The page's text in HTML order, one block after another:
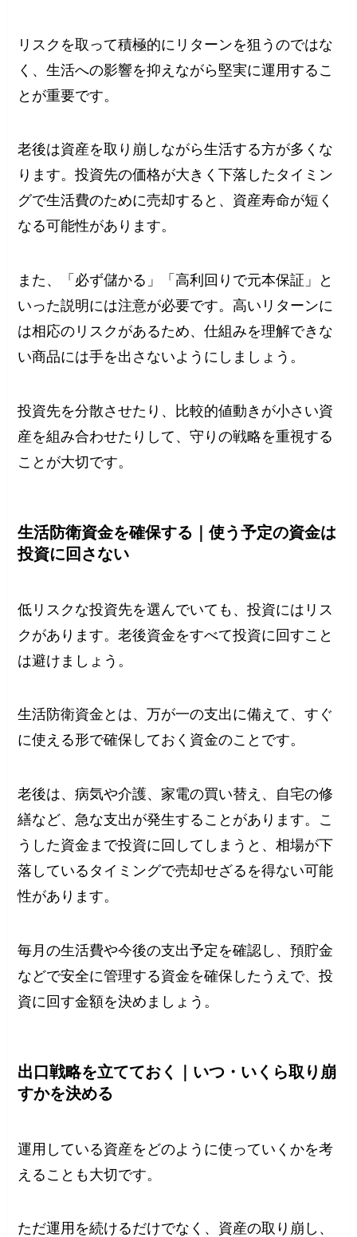
リスクを取って積極的にリターンを狙うのではな
く、生活への影響を抑えながら堅実に運用するこ
とが重要です。
老後は資産を取り崩しながら生活する方が多くな
ります。投資先の価格が大きく下落したタイミン
グで生活費のために売却すると、資産寿命が短く
なる可能性があります。
また、「必ず儲かる」「高利回りで元本保証」と
いった説明には注意が必要です。高いリターンに
は相応のリスクがあるため、仕組みを理解できな
い商品には手を出さないようにしましょう。
投資先を分散させたり、比較的値動きが小さい資
産を組み合わせたりして、守りの戦略を重視する
ことが大切です。
生活防衛資金を確保する｜使う予定の資金は
投資に回さない
低リスクな投資先を選んでいても、投資にはリス
クがあります。老後資金をすべて投資に回すこと
は避けましょう。
生活防衛資金とは、万が一の支出に備えて、すぐ
に使える形で確保しておく資金のことです。
老後は、病気や介護、家電の買い替え、自宅の修
繕など、急な支出が発生することがあります。こ
うした資金まで投資に回してしまうと、相場が下
落しているタイミングで売却せざるを得ない可能
性があります。
毎月の生活費や今後の支出予定を確認し、預貯金
などで安全に管理する資金を確保したうえで、投
資に回す金額を決めましょう。
出口戦略を立てておく｜いつ・いくら取り崩
すかを決める
運用している資産をどのように使っていくかを考
えることも大切です。
ただ運用を続けるだけでなく、資産の取り崩し、